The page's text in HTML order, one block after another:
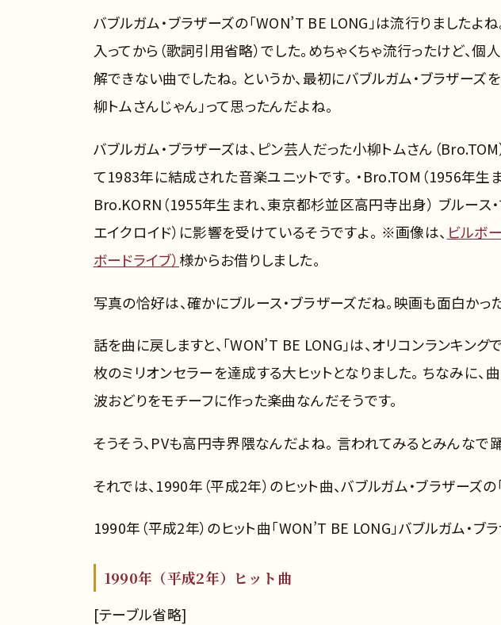
バブルガム・ブラザーズの「WON’T BE LONG」は流行りましたよね
入ってから（歌詞引用省略）でした。めちゃくちゃ流行ったけど、
解できない曲でしたね。 というか、最初にバブルガム・ブラザーズ
柳トムさんじゃん」って思ったんだよね。
バブルガム・ブラザーズは、ピン芸人だった小柳トムさん（
て1983年に結成された音楽ユニットです。 ・Bro.TOM（1956年生
Bro.KORN（1955年生まれ、東京都杉並区高円寺出身） ブルース・
エイクロイド）に影響を受けているそうですよ。 ※画像は、 ビルボ
ボードライブ）様からお借りしました。
写真の恰好は、確かにブルース・ブラザーズだね。映画も面白かっ
話を曲に戻しますと、「WON’T BE LONG」は、オリコンランキン
枚のミリオンセラーを達成する大ヒットとなりました。 ちなみに
波おどりをモチーフに作った楽曲なんだそうです。
そうそう、PVも高円寺界隈なんだよね。 言われてみるとみんなで
それでは、1990年（平成2年）のヒット曲、バブルガム・ブラザーズの
1990年（平成2年）のヒット曲「WON’T BE LONG」バブルガム・ブ
1990年（平成2年）ヒット曲
[テーブル省略]